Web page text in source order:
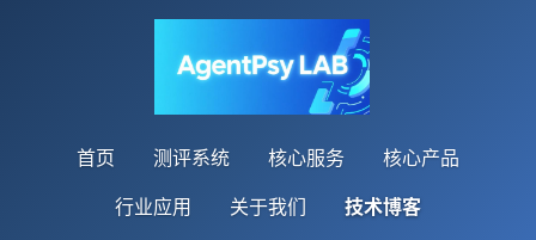
首页 测评系统 核心服务 核心产品
行业应用 关于我们 技术博客